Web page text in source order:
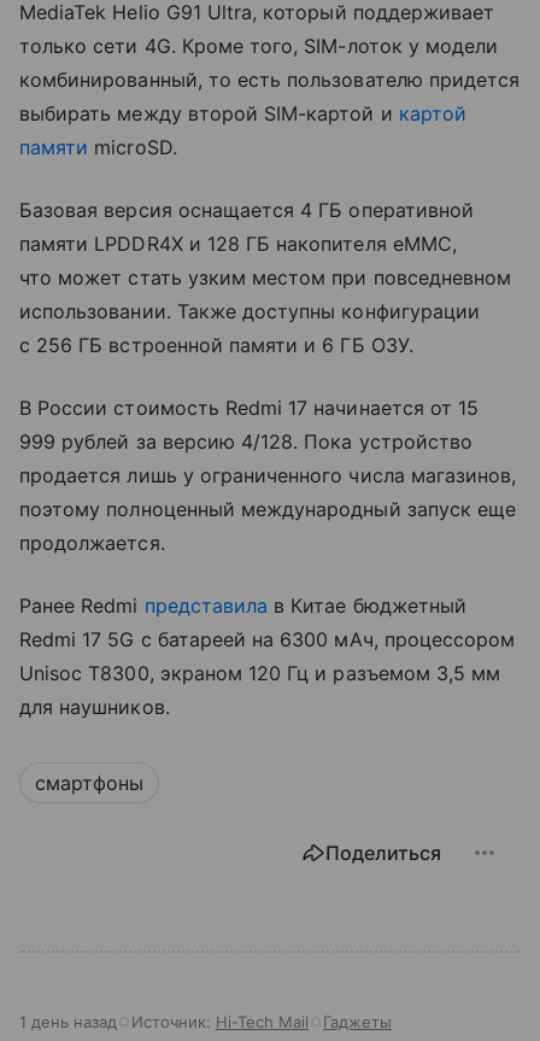
MediaTek Helio G91 Ultra, который поддерживает
только сети 4G. Кроме того, SIM-лоток у модели
комбинированный, то есть пользователю придется
выбирать между второй SIM-картой и картой
памяти microSD.
Базовая версия оснащается 4 ГБ оперативной
памяти LPDDR4X и 128 ГБ накопителя eMMC,
что может стать узким местом при повседневном
использовании. Также доступны конфигурации
с 256 ГБ встроенной памяти и 6 ГБ ОЗУ.
В России стоимость Redmi 17 начинается от 15
999 рублей за версию 4/128. Пока устройство
продается лишь у ограниченного числа магазинов,
поэтому полноценный международный запуск еще
продолжается.
Ранее Redmi представила в Китае бюджетный
Redmi 17 5G с батареей на 6300 мАч, процессором
Unisoc T8300, экраном 120 Гц и разъемом 3,5 мм
для наушников.
смартфоны
Поделиться
1 день назад Источник: Hi-Tech Mail Гаджеты